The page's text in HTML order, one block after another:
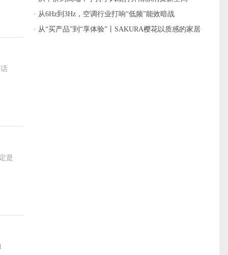
是
· 从6Hz到3Hz，空调行业打响“低频”能效暗战
· 从“买产品”到“享体验”丨SAKURA樱花以质感的家居